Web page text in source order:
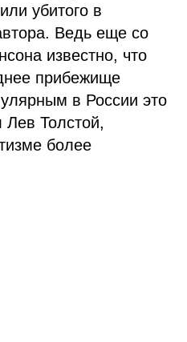
убитого в
Ведь еще со
известно, что
прибежище
в России это
Лев Толстой,
более